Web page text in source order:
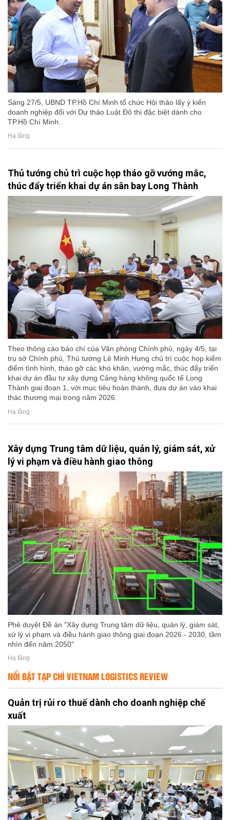
Sáng 27/5, UBND TP.Hồ Chí Minh tổ chức Hội thảo lấy ý kiến
doanh nghiệp đối với Dự thảo Luật Đô thị đặc biệt dành cho
TP.Hồ Chí Minh.
Hạ tầng
Thủ tướng chủ trì cuộc họp tháo gỡ vướng mắc,
thúc đẩy triển khai dự án sân bay Long Thành
Theo thông cáo báo chí của Văn phòng Chính phủ, ngày 4/5, tại
trụ sở Chính phủ, Thủ tướng Lê Minh Hưng chủ trì cuộc họp kiểm
điểm tình hình, tháo gỡ các khó khăn, vướng mắc, thúc đẩy triển
khai dự án đầu tư xây dựng Cảng hàng không quốc tế Long
Thành giai đoạn 1, với mục tiêu hoàn thành, đưa dự án vào khai
thác thương mại trong năm 2026.
Hạ tầng
Xây dựng Trung tâm dữ liệu, quản lý, giám sát, xử
lý vi phạm và điều hành giao thông
Phê duyệt Đề án "Xây dựng Trung tâm dữ liệu, quản lý, giám sát,
xử lý vi phạm và điều hành giao thông giai đoạn 2026 - 2030, tầm
nhìn đến năm 2050"
Hạ tầng
NỔI BẬT TẠP CHÍ VIETNAM LOGISTICS REVIEW
Quản trị rủi ro thuế dành cho doanh nghiệp chế
xuất